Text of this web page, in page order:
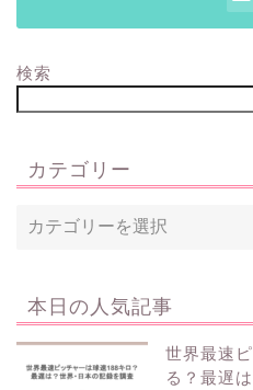
検索
カテゴリー
本日の人気記事
世界最速
る？最遅